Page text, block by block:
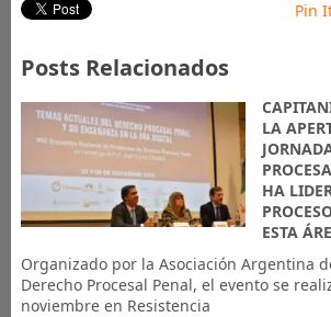
Pin
Posts Relacionados
LA
HA
ESTA
Organizado por la Asociación Argentina
Derecho Procesal Penal, el evento se
noviembre en Resistencia